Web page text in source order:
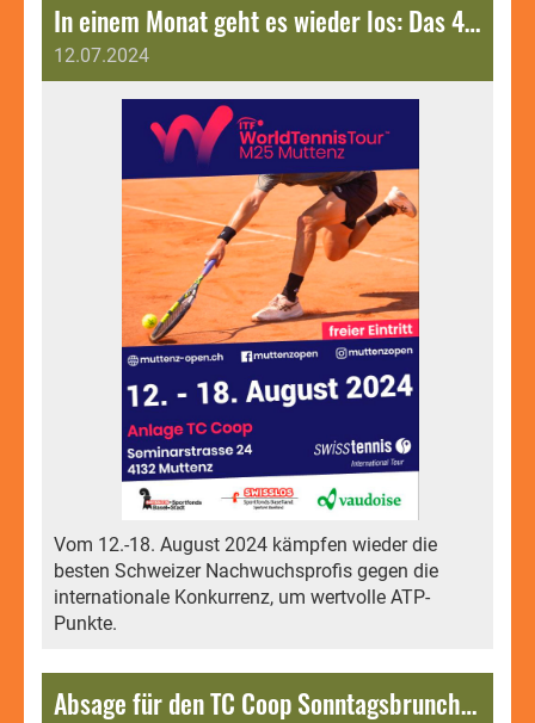
In einem Monat geht es wieder los: Das 4. ITF Muttenz Open M25 steht vor der Tür.
12.07.2024
Vom 12.-18. August 2024 kämpfen wieder die
besten Schweizer Nachwuchsprofis gegen die
internationale Konkurrenz, um wertvolle ATP-
Punkte.
Absage für den TC Coop Sonntagsbrunch am 23. Juni 2024.